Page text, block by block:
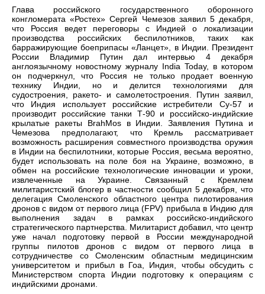
Глава российского государственного оборонного
конгломерата «Ростех» Сергей Чемезов заявил 5 декабря,
что Россия ведет переговоры с Индией о локализации
производства российских беспилотников, таких как
барражирующие боеприпасы «Ланцет», в Индии. Президент
России Владимир Путин дал интервью 4 декабря
англоязычному новостному журналу India Today, в котором
он подчеркнул, что Россия не только продает военную
технику Индии, но и делится технологиями для
судостроения, ракето- и самолетостроения. Путин заявил,
что Индия использует российские истребители Су-57 и
производит российские танки Т-90 и российско-индийские
крылатые ракеты BrahMos в Индии. Заявления Путина и
Чемезова предполагают, что Кремль рассматривает
возможность расширения совместного производства оружия
в Индии на беспилотники, которые Россия, весьма вероятно,
будет использовать на поле боя на Украине, возможно, в
обмен на российские технологические инновации и уроки,
извлеченные на Украине. Связанный с Кремлем
милитаристский блогер в частности сообщил 5 декабря, что
делегация Смоленского областного центра пилотирования
дронов с видом от первого лица (FPV) прибыла в Индию для
выполнения задач в рамках российско-индийского
стратегического партнерства. Милитарист добавил, что центр
уже начал подготовку первой в России международной
группы пилотов дронов с видом от первого лица в
сотрудничестве со Смоленским областным медицинским
университетом и прибыл в Гоа, Индия, чтобы обсудить с
Министерством спорта Индии подготовку к операциям с
индийскими дронами.